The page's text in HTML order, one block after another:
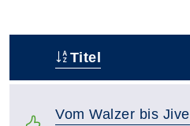
Titel
Vom Walzer bis Jive